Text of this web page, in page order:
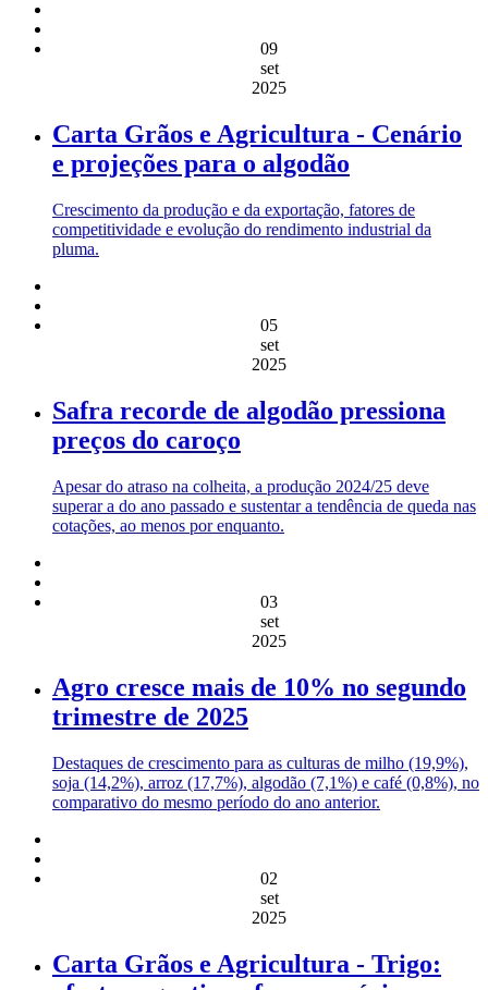
09
set
2025
Carta Grãos e Agricultura - Cenário
e projeções para o algodão
Crescimento da produção e da exportação, fatores de
competitividade e evolução do rendimento industrial da
pluma.
05
set
2025
Safra recorde de algodão pressiona
preços do caroço
Apesar do atraso na colheita, a produção 2024/25 deve
superar a do ano passado e sustentar a tendência de queda nas
cotações, ao menos por enquanto.
03
set
2025
Agro cresce mais de 10% no segundo
trimestre de 2025
Destaques de crescimento para as culturas de milho (19,9%),
soja (14,2%), arroz (17,7%), algodão (7,1%) e café (0,8%), no
comparativo do mesmo período do ano anterior.
02
set
2025
Carta Grãos e Agricultura - Trigo: